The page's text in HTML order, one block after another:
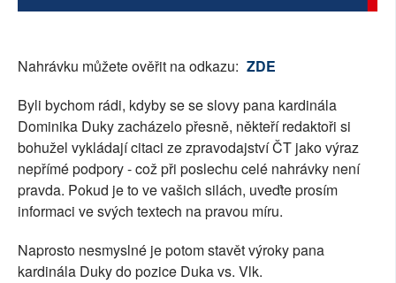
Nahrávku můžete ověřit na odkazu: ZDE
Byli bychom rádi, kdyby se se slovy pana kardinála
Dominika Duky zacházelo přesně, někteří redaktoři si
bohužel vykládají citaci ze zpravodajství ČT jako výraz
nepřímé podpory - což při poslechu celé nahrávky není
pravda. Pokud je to ve vašich silách, uveďte prosím
informaci ve svých textech na pravou míru.
Naprosto nesmyslné je potom stavět výroky pana
kardinála Duky do pozice Duka vs. Vlk.